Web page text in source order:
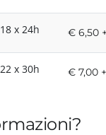
x 24h € 6,50
x 30h € 7,00